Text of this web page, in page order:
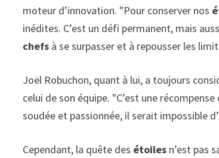
moteur d’innovation. "Pour conserver nos
inédites. C’est un défi permanent, mais
chefs à se surpasser et à repousser les
Joël Robuchon, quant à lui, a toujours
celui de son équipe. "C’est une
soudée et passionnée, il serait impossible
Cependant, la quête des étoiles n’est pas